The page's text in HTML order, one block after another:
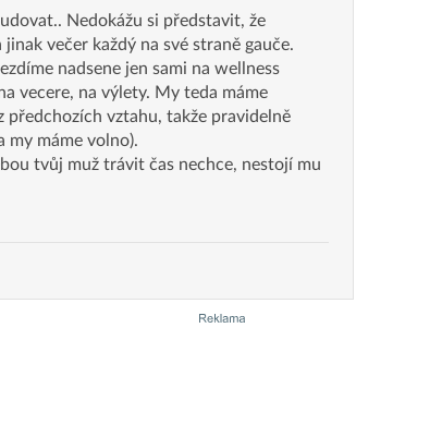
Nedokážu si představit, že
večer každý na své straně gauče.
nadsene jen sami na wellness
vecere, na výlety. My teda máme
předchozích vztahu, takže pravidelně
my máme volno).
tvůj muž trávit čas nechce, nestojí mu